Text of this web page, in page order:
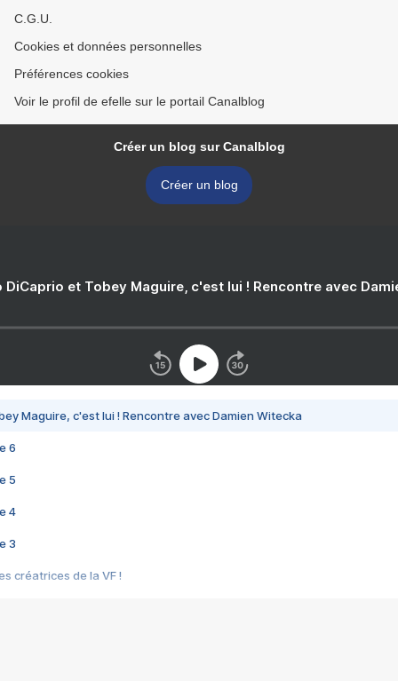
C.G.U.
Cookies et données personnelles
Préférences cookies
Voir le profil de efelle sur le portail Canalblog
Créer un blog sur Canalblog
Créer un blog
DiCaprio et Tobey Maguire, c'est lui ! Rencontre avec
Maguire, c'est lui ! Rencontre avec Damien Witecka
6
5
4
3
créatrices de la VF !